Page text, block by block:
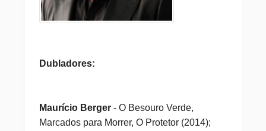
Dubladores:
Maurício Berger - O Besouro Verde,
Marcados para Morrer, O Protetor (2014);